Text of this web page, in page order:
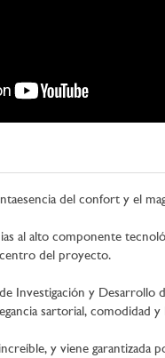
del confort y el
al alto componente
del proyecto.
Investigación y Desarrollo
sartorial, comodidad
y viene garantizada